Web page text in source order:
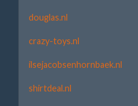
douglas.nl
crazy-toys.nl
ilsejacobsenhornbaek.nl
shirtdeal.nl